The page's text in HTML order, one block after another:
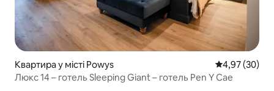
Квартира у місті Powys Середня
4,97 (30)
Люкс 14 – готель Sleeping Giant – готель Pen Y Cae